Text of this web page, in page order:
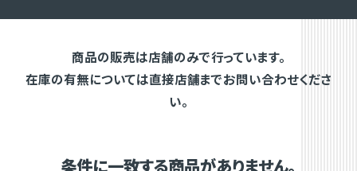
商品の販売は店舗のみで行っています。
在庫の有無については直接店舗までお問い合わせくださ
い。
条件に一致する商品がありません。